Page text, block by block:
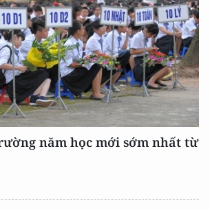
năm học mới sớm nhất từ